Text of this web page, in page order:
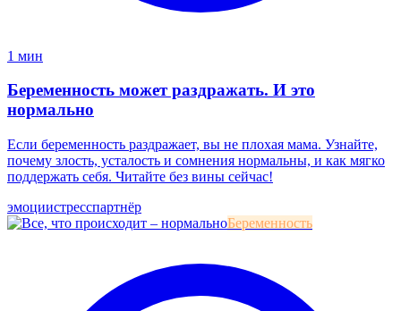
1 мин
Беременность может раздражать. И это
нормально
Если беременность раздражает, вы не плохая мама. Узнайте,
почему злость, усталость и сомнения нормальны, и как мягко
поддержать себя. Читайте без вины сейчас!
эмоциистресспартнёр
Беременность